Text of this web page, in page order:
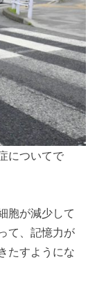
についてで
胞が減少して
て、記憶力が
たすようにな